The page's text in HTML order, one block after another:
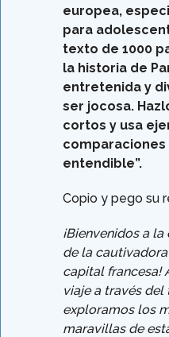
europea,
para
texto de 1000
la historia de
entretenida y
ser jocosa.
cortos y usa
entendible”.
Copio y pego su
¡Bienvenidos a
de la
capital francesa!
viaje a través
exploramos los
maravillas de